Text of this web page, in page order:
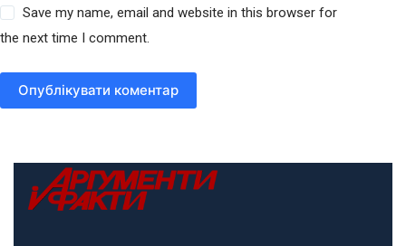
Save my name, email and website in this browser for
the next time I comment.
Опублікувати коментар